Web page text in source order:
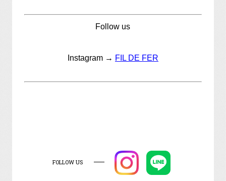
Follow us
Instagram → FIL DE FER
FOLLOW US